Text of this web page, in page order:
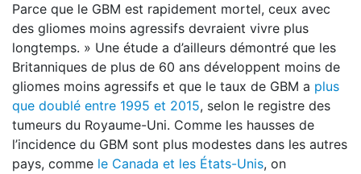
Parce que le GBM est rapidement mortel, ceux avec
des gliomes moins agressifs devraient vivre plus
longtemps. » Une étude a d’ailleurs démontré que les
Britanniques de plus de 60 ans développent moins de
gliomes moins agressifs et que le taux de GBM a plus
que doublé entre 1995 et 2015, selon le registre des
tumeurs du Royaume-Uni. Comme les hausses de
l’incidence du GBM sont plus modestes dans les autres
pays, comme le Canada et les États-Unis, on